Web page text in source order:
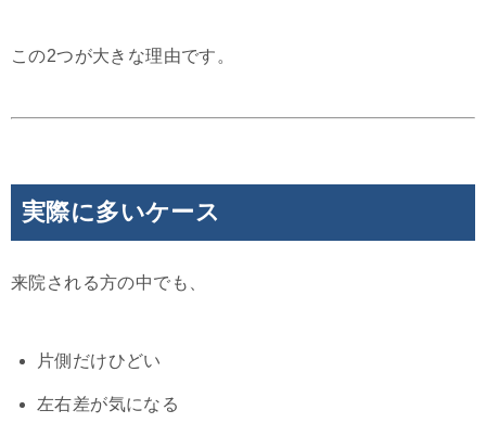
この2つが大きな理由です。
実際に多いケース
来院される方の中でも、
片側だけひどい
左右差が気になる